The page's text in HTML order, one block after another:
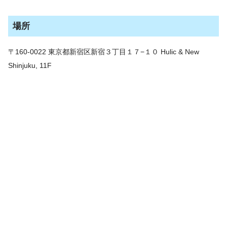
場所
〒160-0022 東京都新宿区新宿３丁目１７−１０ Hulic & New
Shinjuku, 11F